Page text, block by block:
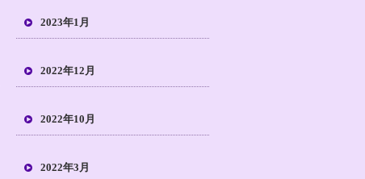
2023年1月
2022年12月
2022年10月
2022年3月